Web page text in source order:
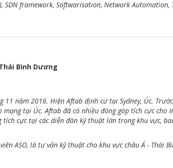
SDN framework, Softwarisation, Network Automation,
Bình Dương
năm 2016. Hiện Aftab định cư tại Sydney, Úc.
tại Úc. Aftab đã có nhiều đóng góp tích cực cho
cực tại các diễn đàn kỹ thuật lớn trong khu vực,
ASO, là tư vấn kỹ thuật cho khu vực châu Á - Thái